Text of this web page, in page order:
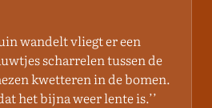
wandelt vliegt er een
scharrelen tussen de
kwetteren in de bomen.
het bijna weer lente is.’’